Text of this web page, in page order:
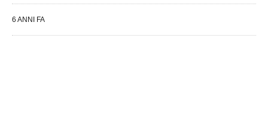
6 ANNI FA